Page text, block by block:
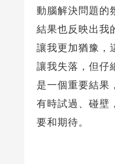
動腦解決問題的
結果也反映出我
讓我更加猶豫，
讓我失落，但仔
是一個重要結果
有時試過、碰壁
要和期待。